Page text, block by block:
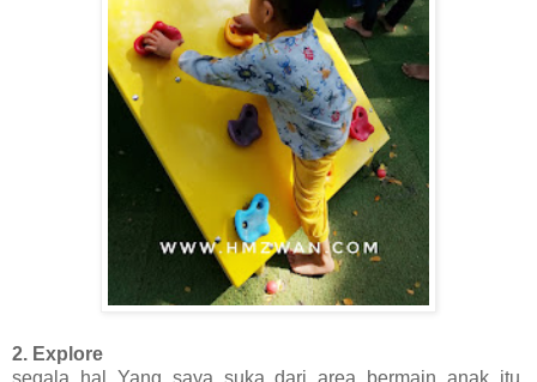
2. Explore
segala hal Yang saya suka dari area bermain anak itu,